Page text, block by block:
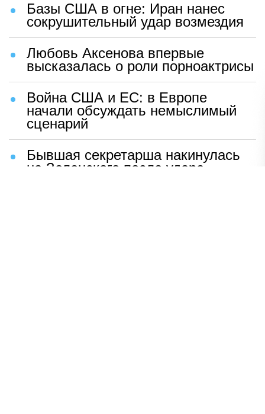
Базы США в огне: Иран нанес
сокрушительный удар возмездия
Любовь Аксенова впервые
высказалась о роли порноактрисы
Война США и ЕС: в Европе
начали обсуждать немыслимый
сценарий
Бывшая секретарша накинулась
на Зеленского после удара